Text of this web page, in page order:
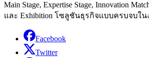
Main Stage, Expertise Stage, Innovation
และ Exhibition โซลูชันธุรกิจแบบครบจบใน
Facebook
Twitter